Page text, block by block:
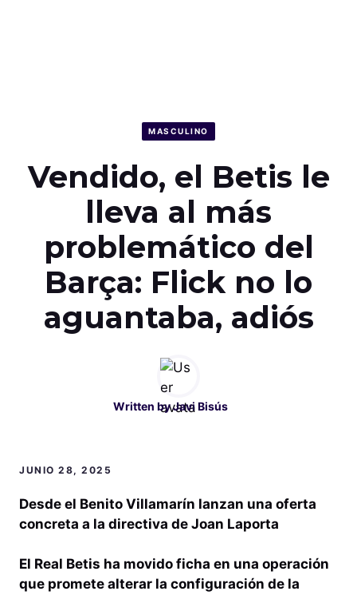
MASCULINO
Vendido, el Betis le
lleva al más
problemático del
Barça: Flick no lo
aguantaba, adiós
Written byJavi Bisús
JUNIO 28, 2025
Desde el Benito Villamarín lanzan una oferta
concreta a la directiva de Joan Laporta
El Real Betis ha movido ficha en una operación
que promete alterar la configuración de la